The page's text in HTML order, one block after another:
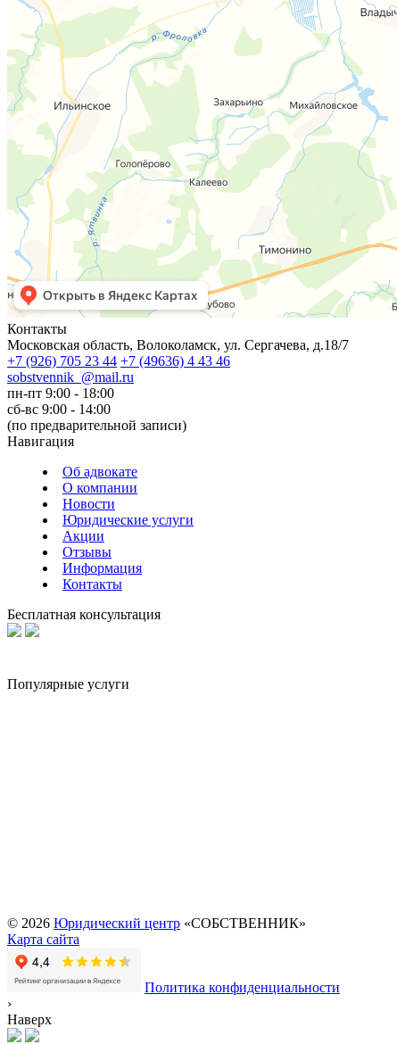
Контакты
Московская область, Волоколамск, ул. Сергачева, д.18/7
+7 (926) 705 23 44 +7 (49636) 4 43 46
sobstvennik_@mail.ru
пн-пт 9:00 - 18:00
сб-вс 9:00 - 14:00
(по предварительной записи)
Навигация
Об адвокате
О компании
Новости
Юридические услуги
Акции
Отзывы
Информация
Контакты
Бесплатная консультация
Популярные услуги
© 2026 Юридический центр «СОБСТВЕННИК»
Карта сайта
Политика конфиденциальности
›
Наверх